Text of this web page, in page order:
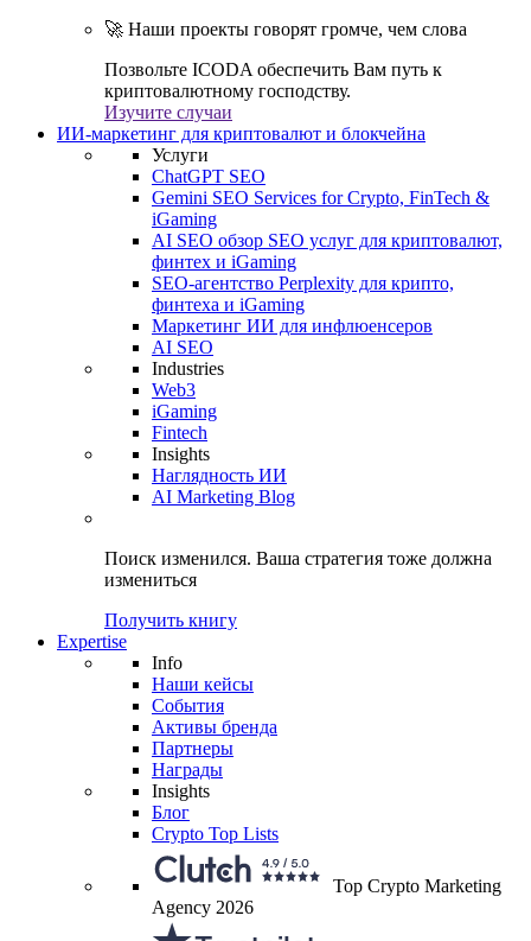
🚀 Наши проекты говорят громче, чем слова
Позвольте ICODA обеспечить Вам путь к
криптовалютному господству.
Изучите случаи
ИИ-маркетинг для криптовалют и блокчейна
Услуги
ChatGPT SEO
Gemini SEO Services for Crypto, FinTech &
iGaming
AI SEO обзор SEO услуг для криптовалют,
финтех и iGaming
SEO-агентство Perplexity для крипто,
финтеха и iGaming
Маркетинг ИИ для инфлюенсеров
AI SEO
Industries
Web3
iGaming
Fintech
Insights
Наглядность ИИ
AI Marketing Blog
Поиск изменился. Ваша стратегия тоже должна
измениться
Получить книгу
Expertise
Info
Наши кейсы
События
Активы бренда
Партнеры
Награды
Insights
Блог
Crypto Top Lists
Top Crypto Marketing
Agency 2026